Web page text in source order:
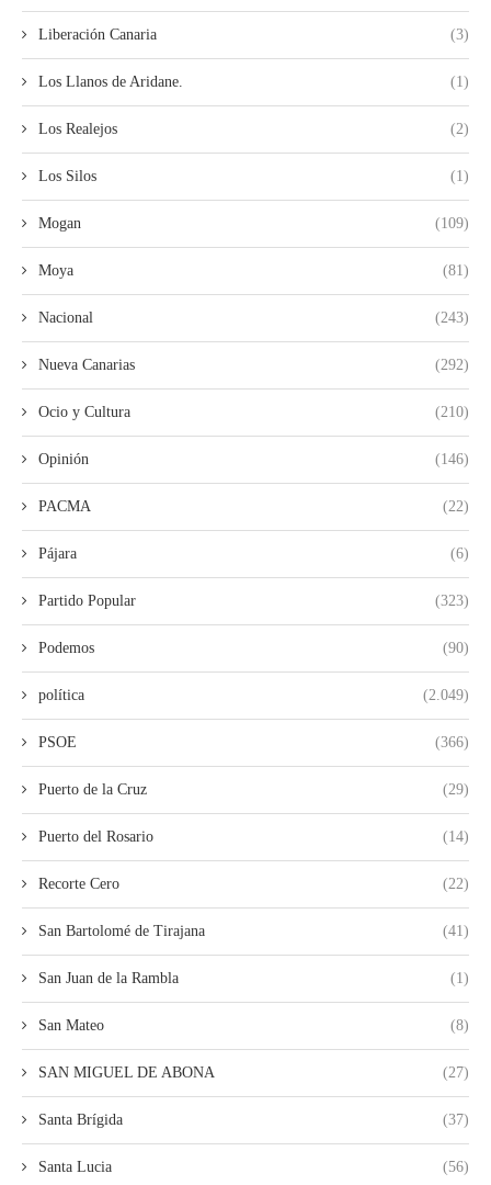
Liberación Canaria (3)
Los Llanos de Aridane. (1)
Los Realejos (2)
Los Silos (1)
Mogan (109)
Moya (81)
Nacional (243)
Nueva Canarias (292)
Ocio y Cultura (210)
Opinión (146)
PACMA (22)
Pájara (6)
Partido Popular (323)
Podemos (90)
política (2.049)
PSOE (366)
Puerto de la Cruz (29)
Puerto del Rosario (14)
Recorte Cero (22)
San Bartolomé de Tirajana (41)
San Juan de la Rambla (1)
San Mateo (8)
SAN MIGUEL DE ABONA (27)
Santa Brígida (37)
Santa Lucia (56)